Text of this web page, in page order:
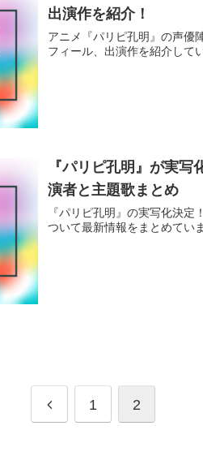
出演作を紹介！
アニメ『パリピ孔明』の声優
フィール、出演作を紹介して
『パリピ孔明』が実
演者と主題歌まとめ
『パリピ孔明』の実写化決
ついて最新情報をまとめてい
前 1 2